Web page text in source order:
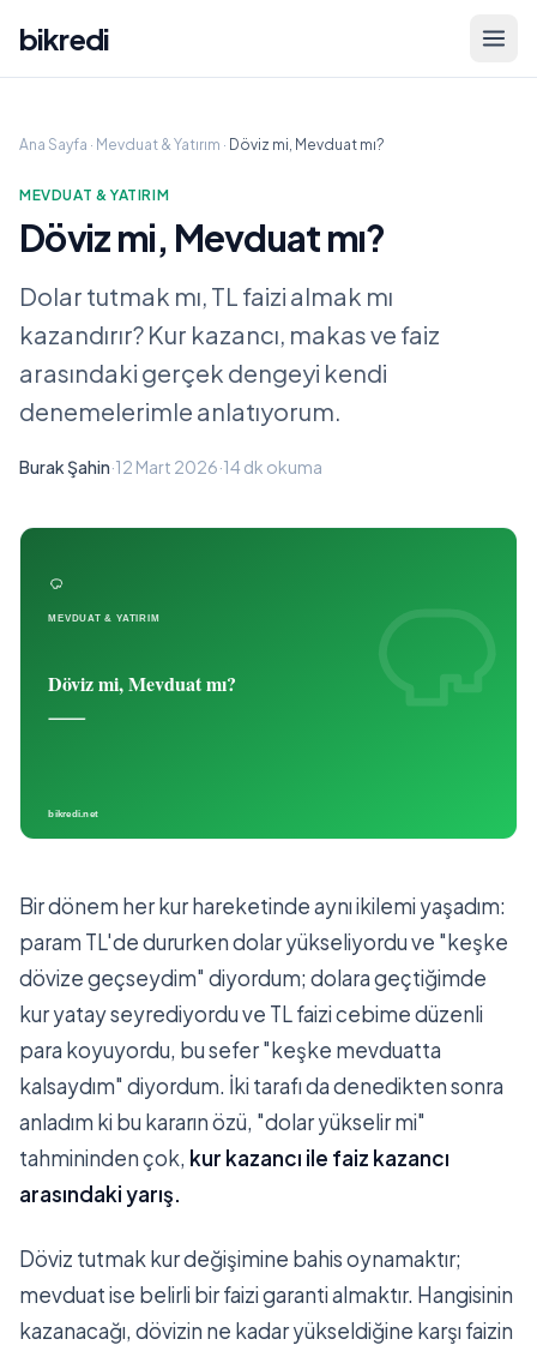
bikredi
Ana Sayfa · Mevduat & Yatırım · Döviz mi, Mevduat mı?
MEVDUAT & YATIRIM
Döviz mi, Mevduat mı?
Dolar tutmak mı, TL faizi almak mı
kazandırır? Kur kazancı, makas ve faiz
arasındaki gerçek dengeyi kendi
denemelerimle anlatıyorum.
Burak Şahin·12 Mart 2026·14 dk okuma
Bir dönem her kur hareketinde aynı ikilemi yaşadım:
param TL'de dururken dolar yükseliyordu ve "keşke
dövize geçseydim" diyordum; dolara geçtiğimde
kur yatay seyrediyordu ve TL faizi cebime düzenli
para koyuyordu, bu sefer "keşke mevduatta
kalsaydım" diyordum. İki tarafı da denedikten sonra
anladım ki bu kararın özü, "dolar yükselir mi"
tahmininden çok, kur kazancı ile faiz kazancı
arasındaki yarış.
Döviz tutmak kur değişimine bahis oynamaktır;
mevduat ise belirli bir faizi garanti almaktır. Hangisinin
kazanacağı, dövizin ne kadar yükseldiğine karşı faizin